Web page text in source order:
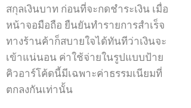
เจ้าของกลุ่มหรือคนที่เริ่มตั้งกลุ่มนั่นเอง
จะมีสิทธิ์ในการลบคนออกจากกลุ่ม และ
สามารถส่งข้อความโดยแท็กคนทั้งหมด
ในกลุ่มได้
สกุลเงินบาท ก่อนที่จะกดชำระเงิน เมื่อ
หน้าจอมือถือ ยืนยันทำรายการสำเร็จ
ทางร้านค้าก็สบายใจได้ทันทีว่าเงินจะ
เข้าแน่นอน ค่าใช้จ่ายในรูปแบบป้าย
คิวอาร์โค้ดนี้มีเฉพาะค่าธรรมเนียมที่
ตกลงกันเท่านั้น